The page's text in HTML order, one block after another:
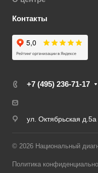
Контакты
+7 (495) 236-71-17
ул. Октябрьская д.5а
© 2026 Национальный
Политика